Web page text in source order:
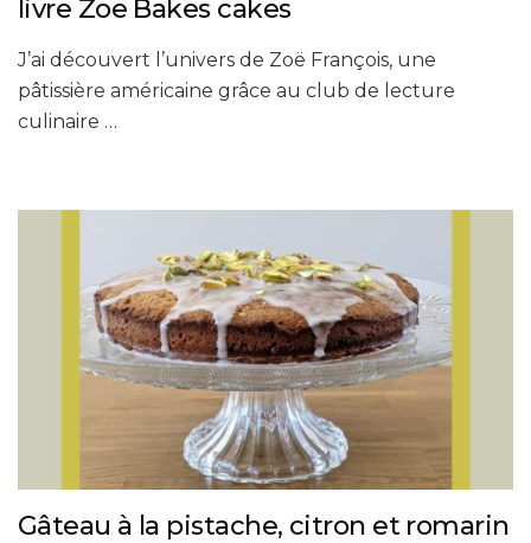
livre Zoë Bakes cakes
J’ai découvert l’univers de Zoë François, une
pâtissière américaine grâce au club de lecture
culinaire …
Gâteau à la pistache, citron et romarin